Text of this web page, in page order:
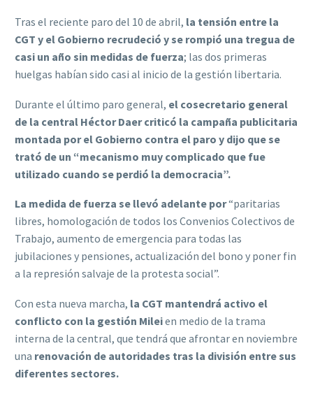
Tras el reciente paro del 10 de abril, la tensión entre la
CGT y el Gobierno recrudeció y se rompió una tregua de
casi un año sin medidas de fuerza; las dos primeras
huelgas habían sido casi al inicio de la gestión libertaria.
Durante el último paro general, el cosecretario general
de la central Héctor Daer criticó la campaña publicitaria
montada por el Gobierno contra el paro y dijo que se
trató de un “mecanismo muy complicado que fue
utilizado cuando se perdió la democracia”.
La medida de fuerza se llevó adelante por“paritarias
libres, homologación de todos los Convenios Colectivos de
Trabajo, aumento de emergencia para todas las
jubilaciones y pensiones, actualización del bono y poner fin
a la represión salvaje de la protesta social”.
Con esta nueva marcha, la CGT mantendrá activo el
conflicto con la gestión Mileien medio de la trama
interna de la central, que tendrá que afrontar en noviembre
una renovación de autoridades tras la división entre sus
diferentes sectores.